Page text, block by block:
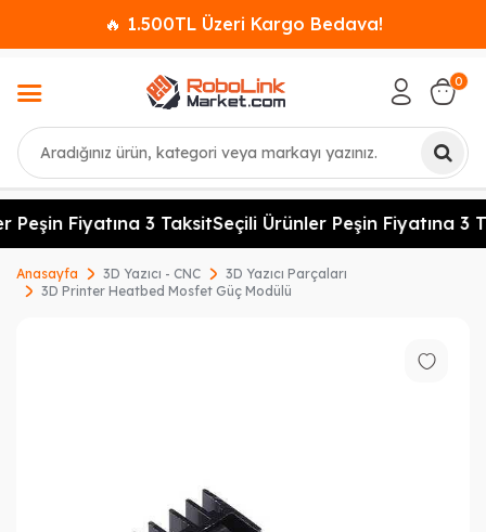
🔥 1.500TL Üzeri Kargo Bedava!
Ara
0
Peşin Fiyatına 3 TaksitSeçili Ürünler Peşin Fiyatına 3
Anasayfa 3D Yazıcı - CNC
3D Yazıcı Parçaları
3D Printer Heatbed Mosfet Güç Modülü